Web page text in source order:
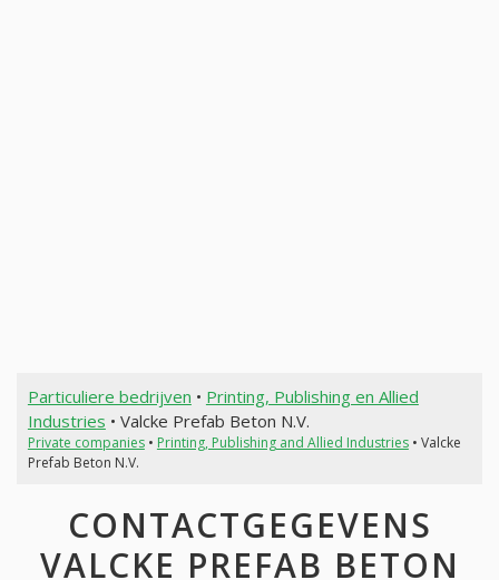
Particuliere bedrijven • Printing, Publishing en Allied
Industries • Valcke Prefab Beton N.V.
Private companies• Printing, Publishing and Allied Industries• Valcke
Prefab Beton N.V.
CONTACTGEGEVENS
VALCKE PREFAB BETON